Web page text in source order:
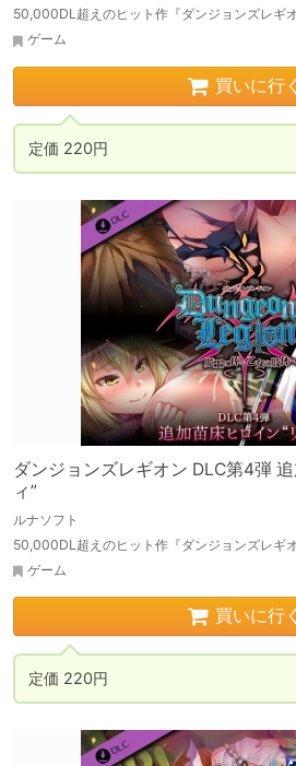
50,000DL超えのヒット作『ダンジョンズレギ
ゲーム
買いに行く
定価 220円
ダンジョンズレギオン DLC第4弾
ィ”
ルナソフト
50,000DL超えのヒット作『ダンジョンズレギ
ゲーム
買いに行く
定価 220円